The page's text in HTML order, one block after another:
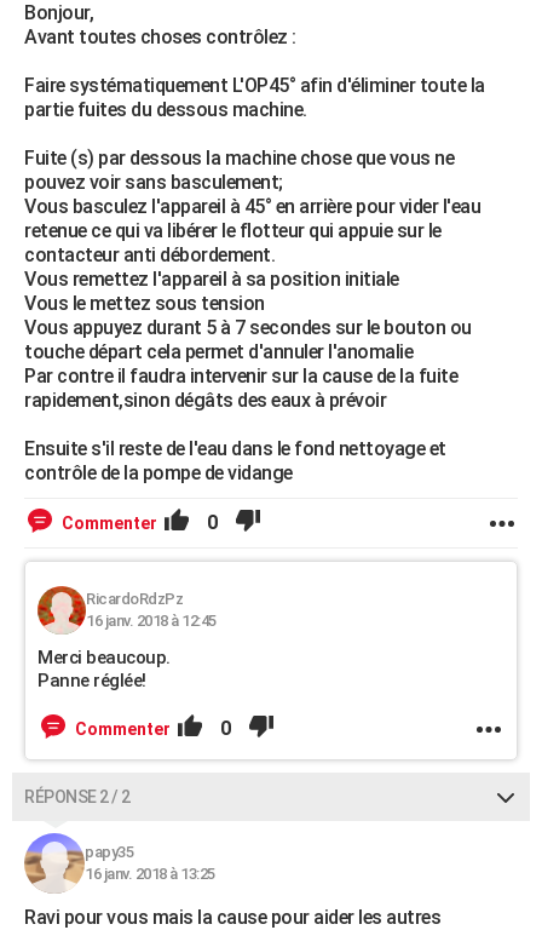
S'inscrire
Se connecter
Lycées
Collèges
Primaires
Universités
Entreprises
Service militaire
Avis de recherche
AVIS DE DÉCÈS
Bricolage
Lifestyle
Culture
Sport
Auto
Television
Voyage
Cinema
Bonjour,
Avant toutes choses contrôlez :
Faire systématiquement L'OP45° afin d'éliminer toute la
partie fuites du dessous machine.
Fuite (s) par dessous la machine chose que vous ne
pouvez voir sans basculement;
Vous basculez l'appareil à 45° en arrière pour vider l'eau
retenue ce qui va libérer le flotteur qui appuie sur le
contacteur anti débordement.
Vous remettez l'appareil à sa position initiale
Vous le mettez sous tension
Vous appuyez durant 5 à 7 secondes sur le bouton ou
touche départ cela permet d'annuler l'anomalie
Par contre il faudra intervenir sur la cause de la fuite
rapidement,sinon dégâts des eaux à prévoir
Ensuite s'il reste de l'eau dans le fond nettoyage et
contrôle de la pompe de vidange
Commenter 0
RicardoRdzPz
16 janv. 2018 à 12:45
Merci beaucoup.
Panne réglée!
Commenter 0
RÉPONSE 2 / 2
papy35
16 janv. 2018 à 13:25
Ravi pour vous mais la cause pour aider les autres